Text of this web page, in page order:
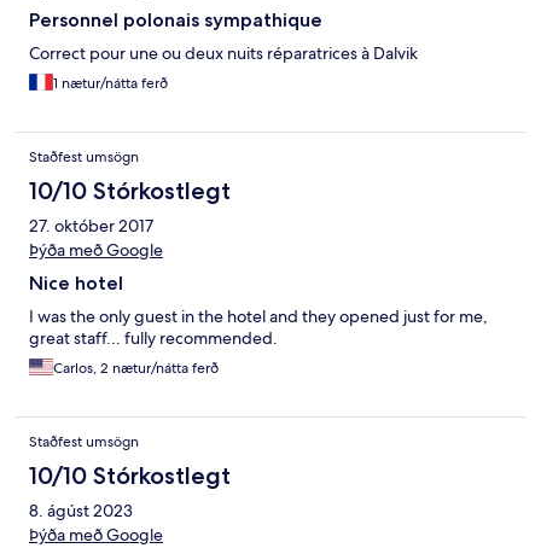
Personnel polonais sympathique
Correct pour une ou deux nuits réparatrices à Dalvik
1 nætur/nátta ferð
Staðfest umsögn
10/10 Stórkostlegt
27. október 2017
Þýða með Google
Nice hotel
I was the only guest in the hotel and they opened just for me,
great staff... fully recommended.
Carlos, 2 nætur/nátta ferð
Staðfest umsögn
10/10 Stórkostlegt
8. ágúst 2023
Þýða með Google